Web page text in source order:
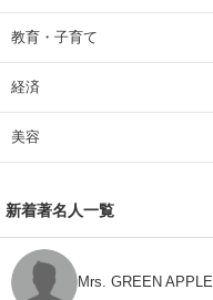
教育・子育て
経済
美容
新着著名人一覧
Mrs. GREEN APPLE